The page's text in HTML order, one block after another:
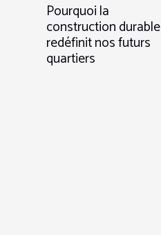
Pourquoi la
construction durable
redéfinit nos futurs
quartiers